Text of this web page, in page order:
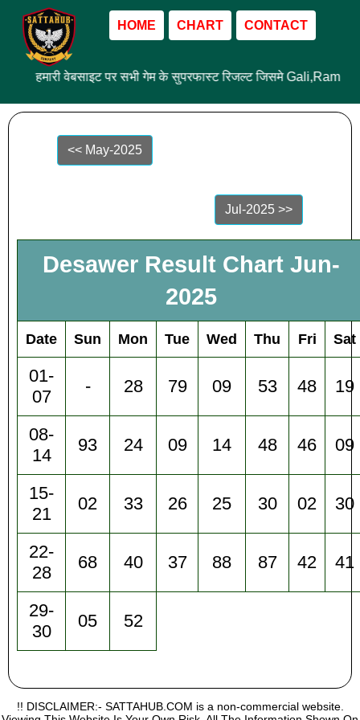
HOME CHART CONTACT
हमारी वेबसाइट पर सभी गेम के सुपरफास्ट रिजल्ट जिसमे
<< May-2025
Jul-2025 >>
Desawer Result Chart Jun-
2025
Date Sun Mon Tue Wed Thu Fri Sat
01-
07
- 28 79 09 53 48 19
08-
14
93 24 09 14 48 46 09
15-
21
02 33 26 25 30 02 30
22-
28
68 40 37 88 87 42 41
29-
30
05 52
!! DISCLAIMER:- SATTAHUB.COM is a non-commercial website.